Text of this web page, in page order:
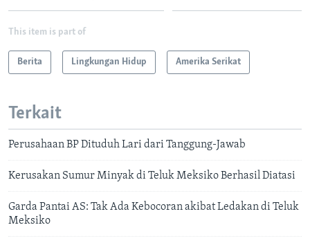
This item is part of
Berita Lingkungan Hidup Amerika Serikat
Terkait
Perusahaan BP Dituduh Lari dari Tanggung-Jawab
Kerusakan Sumur Minyak di Teluk Meksiko Berhasil Diatasi
Garda Pantai AS: Tak Ada Kebocoran akibat Ledakan di Teluk
Meksiko